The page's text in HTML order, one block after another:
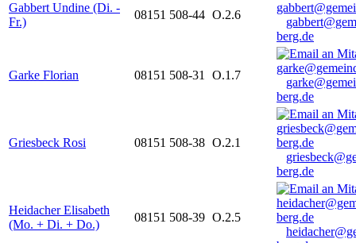
Gabbert Undine (Di. -
Fr.)
08151 508-44 O.2.6
berg.de
Garke Florian 08151 508-31 O.1.7
berg.de
Griesbeck Rosi 08151 508-38 O.2.1
berg.de
Heidacher Elisabeth
(Mo. + Di. + Do.)
08151 508-39 O.2.5